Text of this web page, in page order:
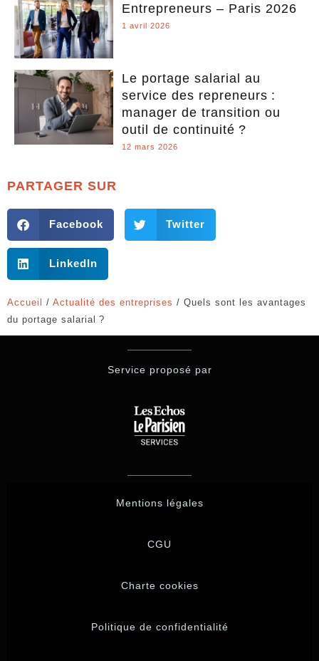
Entrepreneurs – Paris 2026
1 avril 2026
Le portage salarial au
service des repreneurs :
manager de transition ou
outil de continuité ?
12 mars 2026
PARTAGER SUR
Facebook Twitter
LinkedIn
Accueil / Actualité des entreprises / Quels sont les avantages
du portage salarial ?
Service proposé par
Mentions légales
CGU
Charte cookies
Politique de confidentialité